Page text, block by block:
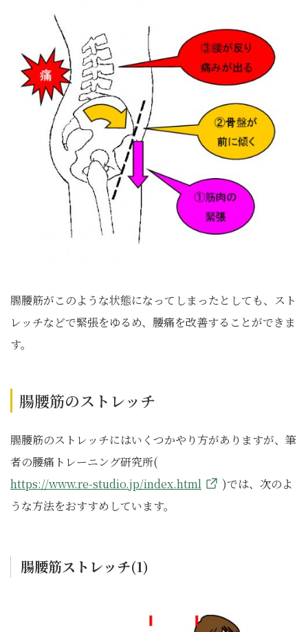
腸腰筋がこのような状態になってしまったとしても、スト
レッチなどで緊張をゆるめ、腰痛を改善することができま
す。
腸腰筋のストレッチ
腸腰筋のストレッチにはいくつかやり方がありますが、筆
者の腰痛トレーニング研究所(
https://www.re-studio.jp/index.html
)では、次のよ
うな方法をおすすめしています。
腸腰筋ストレッチ(1)